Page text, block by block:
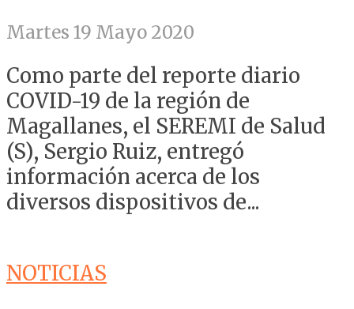
Martes 19 Mayo 2020
Como parte del reporte diario
COVID-19 de la región de
Magallanes, el SEREMI de Salud
(S), Sergio Ruiz, entregó
información acerca de los
diversos dispositivos de...
NOTICIAS